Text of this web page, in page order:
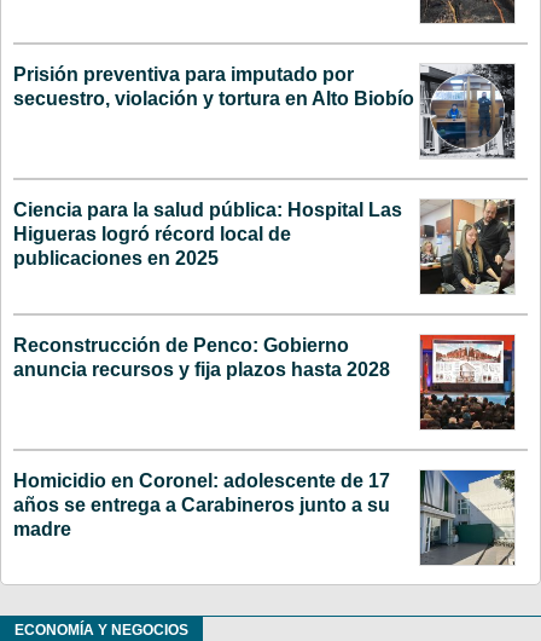
Prisión preventiva para imputado por
secuestro, violación y tortura en Alto Biobío
Ciencia para la salud pública: Hospital Las
Higueras logró récord local de
publicaciones en 2025
Reconstrucción de Penco: Gobierno
anuncia recursos y fija plazos hasta 2028
Homicidio en Coronel: adolescente de 17
años se entrega a Carabineros junto a su
madre
ECONOMÍA Y NEGOCIOS